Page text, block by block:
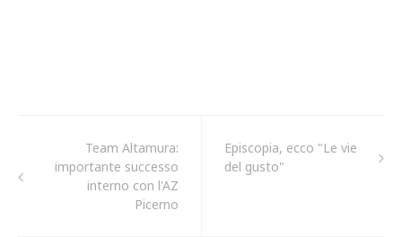
Team Altamura:
importante successo
interno con l'AZ
Picerno
Episcopia, ecco "Le vie
del gusto"